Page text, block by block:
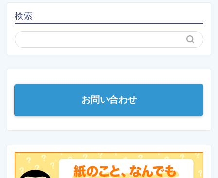
検索
お問い合わせ